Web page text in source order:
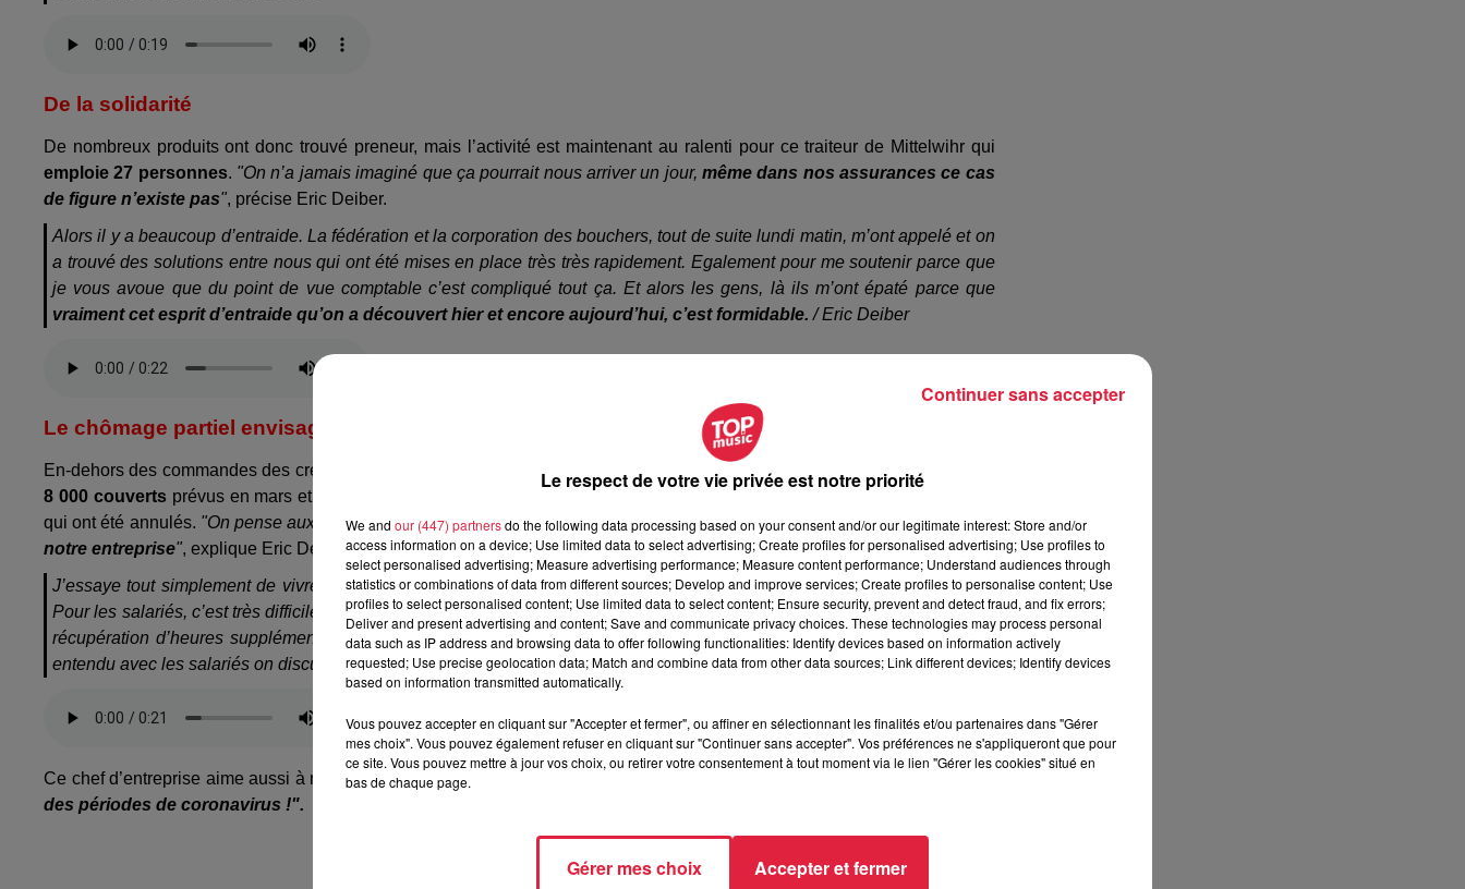
De la solidarité
De nombreux produits ont donc trouvé preneur, mais l’activité est maintenant au ralenti pour ce traiteur de Mittelwihr qui
emploie 27 personnes. "On n’a jamais imaginé que ça pourrait nous arriver un jour,même dans nos assurances ce cas
de figure n’existe pas", précise Eric Deiber.
Alors il y a beaucoup d’entraide. La fédération et la corporation des bouchers, tout de suite lundi matin, m’ont appelé et on
a trouvé des solutions entre nous qui ont été mises en place très très rapidement. Egalement pour me soutenir parce que
je vous avoue que du point de vue comptable c’est compliqué tout ça. Et alors les gens, là ils m’ont épaté parce que
vraiment cet esprit d’entraide qu’on a découvert hier et encore aujourd’hui, c’est formidable./ Eric Deiber
Le chômage partiel envisagé
En-dehors des commandes des crèches et des périscolaires, le traiteur de Mittelwihr doit aussi faire face à
l’annulation de
8 000 couvertsprévus en mars et en avril, pour des banquets, des assemblées générales de banque, des manifestations
qui ont été annulés. "On pense aux patrons, mais il faut aussi penser aux salariés.Cette situation pourrait mettre en péril
notre entreprise", explique Eric Deiber qui n’exclue pas de mettre en place du chômage partiel.
J’essaye tout simplement de vivre au jour le jour : d’être comme un surfeur sur sa planche qui essaye de rester debout.
Pour les salariés, c’est très difficile de les rassurer parce qu’on est dans une inconnue, c’est clair. Pour l’instant on était en
récupération d’heures supplémentaires, on va mettre en place un chômage partiel parce qu’on n’a pas le choix. Bien
entendu avec les salariés on discutera de tout ça ensemble. / Eric Deiber
Ce chef d’entreprise aime aussi à rappeler que"les petits commerces locaux ont besoin de soutien, même en-dehors
des périodes de coronavirus !".
Le respect de votre vie privée est notre priorité
We and our (447) partnersdo the following data processing based on your consent and/or our legitimate interest: Store and/or
access information on a device; Use limited data to select advertising; Create profiles for personalised advertising; Use profiles to
select personalised advertising; Measure advertising performance; Measure content performance; Understand audiences through
statistics or combinations of data from different sources; Develop and improve services; Create profiles to personalise content; Use
profiles to select personalised content; Use limited data to select content; Ensure security, prevent and detect fraud, and fix errors;
Deliver and present advertising and content; Save and communicate privacy choices. These technologies may process personal
data such as IP address and browsing data to offer following functionalities: Identify devices based on information actively
requested; Use precise geolocation data; Match and combine data from other data sources; Link different devices; Identify devices
based on information transmitted automatically.
Vous pouvez accepter en cliquant sur "Accepter et fermer", ou affiner en sélectionnant les finalités et/ou partenaires dans "Gérer
mes choix". Vous pouvez également refuser en cliquant sur "Continuer sans accepter". Vos préférences ne s'appliqueront que pour
ce site. Vous pouvez mettre à jour vos choix, ou retirer votre consentement à tout moment via le lien "Gérer les cookies" situé en
bas de chaque page.
Gérer mes choix Accepter et fermer
Continuer sans accepter